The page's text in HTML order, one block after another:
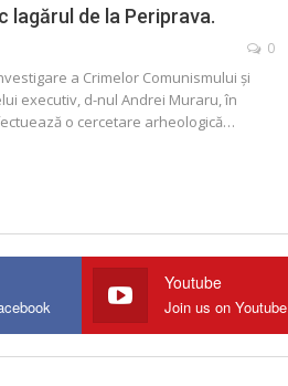
lagărul de la Periprava.
0
a Crimelor Comunismului şi
executiv, d-nul Andrei Muraru, în
o cercetare arheologică…
Youtube
Join us on Youtube